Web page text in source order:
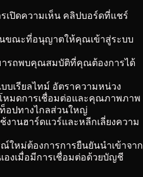
เปิดความเห็น คลิปบอร์ดที่แชร์
นขณะที่อนุญาตให้คุณเข้าสู่ระบบ
ารถพบคุณสมบัติที่คุณต้องการได้
บเรียลไทม์ อัตราความหน่วง
หมดการเชื่อมต่อและคุณภาพภาพ
อปทางไกลส่วนใหญ่
านฮาร์ดแวร์และหลีกเลี่ยงความ
ใหม่ต้องการการยืนยันนำเข้าจาก
งเมื่อมีการเชื่อมต่อด้วยบัญชี